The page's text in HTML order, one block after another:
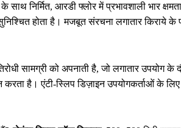
निर्मित, आरडी फ्लोर में प्रभावशाली भार
होता है। मजबूत संरचना लगातार किराये के
सामग्री को अपनाती है, जो लगातार उपयोग के
करता है। एंटी-स्लिप डिज़ाइन उपयोगकर्ताओं के